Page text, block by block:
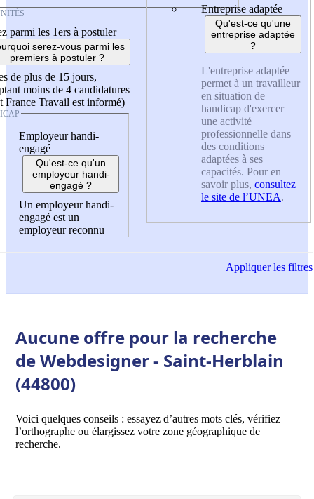
parmi les 1ers à postuler
serez-vous parmi les
premiers à postuler ?
de plus de 15 jours,
moins de 4 candidatures
France Travail est informé)
Employeur handi-
engagé
Qu'est-ce qu'un
employeur handi-
engagé ?
Un employeur handi-
engagé est un
employeur reconnu
Entreprise adaptée
Qu'est-ce qu'une
entreprise adaptée
?
L'entreprise adaptée
permet à un travailleur
en situation de
handicap d'exercer
une activité
professionnelle dans
des conditions
adaptées à ses
capacités. Pour en
savoir plus, consultez
le site de l’UNEA.
Appliquerles filtres
Aucune offre pour la recherche
de Webdesigner - Saint-Herblain
(44800)
Voici quelques conseils : essayez d’autres mots clés, vérifiez
l’orthographe ou élargissez votre zone géographique de
recherche.